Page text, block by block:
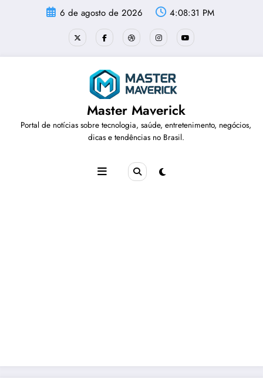
6 de agosto de 2026 4:08:31 PM
Master Maverick
Portal de notícias sobre tecnologia, saúde, entretenimento, negócios,
dicas e tendências no Brasil.